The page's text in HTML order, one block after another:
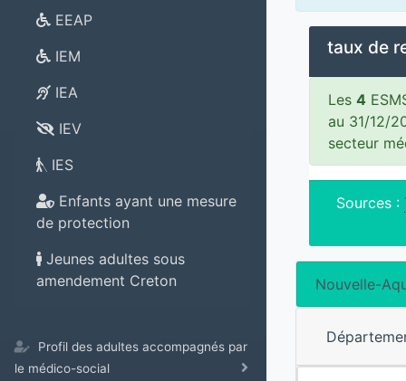
EEAP
IEM
IEA
IEV
IES
Enfants ayant une mesure
de protection
Jeunes adultes sous
amendement Creton
Profil des adultes accompagnés par
le médico-social
taux de
Les 4
au 31/12/
secteur
Sources :
Nouvelle-